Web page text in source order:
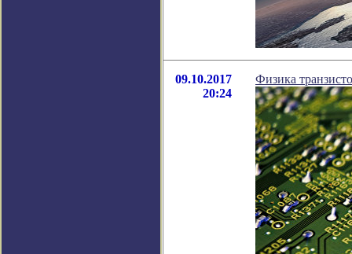
09.10.2017
20:24
Физика